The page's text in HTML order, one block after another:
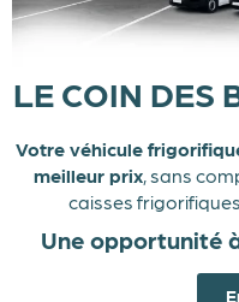
LE COIN DES
Votre véhicule
meilleur prix , sans
caisses
Une opportunité